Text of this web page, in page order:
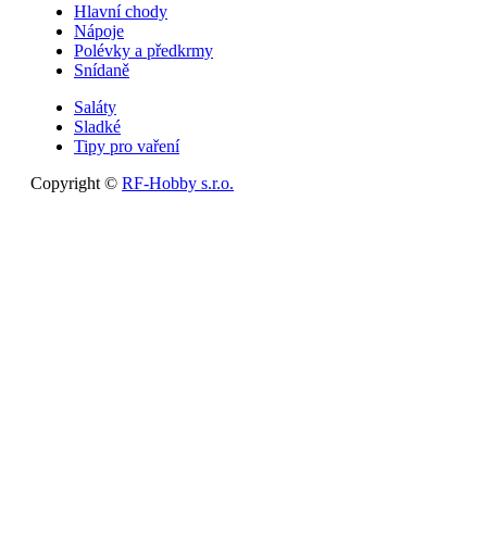
Hlavní chody
Nápoje
Polévky a předkrmy
Snídaně
Saláty
Sladké
Tipy pro vaření
Copyright © RF-Hobby s.r.o.